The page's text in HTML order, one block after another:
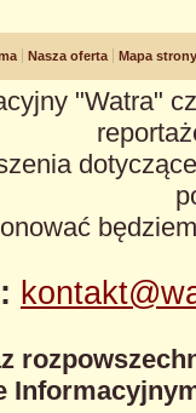
Nasza oferta Mapa strony
"Watra"